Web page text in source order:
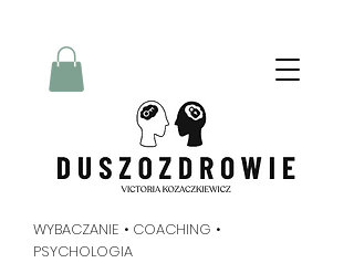
WYBACZANIE • COACHING •
PSYCHOLOGIA